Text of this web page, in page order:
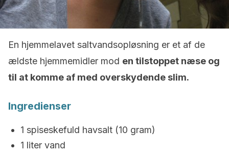
En hjemmelavet saltvandsopløsning er et af de
ældste hjemmemidler mod en tilstoppet næse og
til at komme af med overskydende slim.
Ingredienser
1 spiseskefuld havsalt (10 gram)
1 liter vand